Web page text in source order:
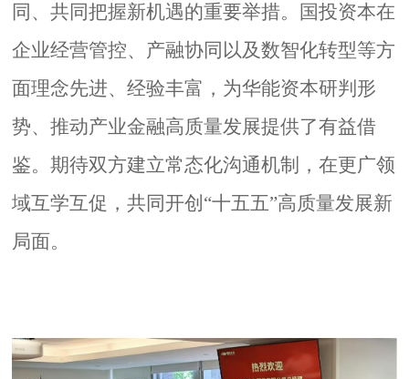
同、共同把握新机遇的重要举措。国投资本在
企业经营管控、产融协同以及数智化转型等方
面理念先进、经验丰富，为华能资本研判形
势、推动产业金融高质量发展提供了有益借
鉴。期待双方建立常态化沟通机制，在更广领
域互学互促，共同开创“十五五”高质量发展新
局面。